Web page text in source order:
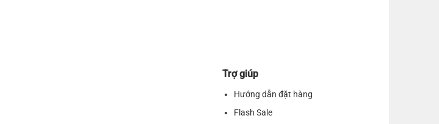
Trợ giúp
Hướng dẫn đặt hàng
Flash Sale